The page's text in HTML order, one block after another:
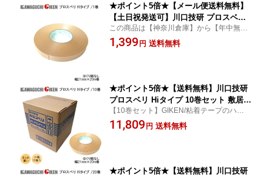
★ポイント5倍★【メール便送料無料】
【土日祝発送可】川口技研 プロスベリ
Hiタイプ 21mm幅×20m巻 敷居 スベリ
木製建具 テープ はくり紙無し 敷居 す
この商品は【神奈川倉庫】から【年中無
休】で発送いたします！
1,399円 送料無料
★ポイント5倍★【送料無料】川口技研
プロスベリ Hiタイプ 10巻セット 敷居ス
ベリ Hiタイプ 幅21mm×20m巻 Hiプロ
スベリ 木製建具 はくり紙無しタイプ 敷
【10巻セット】GIKEN/粘着テープのハクリ
紙を取り去り、直巻としたHiタイプ。バラ
けないので持ちやすく、しっかりと貼る事
11,809円 送料無料
★ポイント5倍★【送料無料】川口技研